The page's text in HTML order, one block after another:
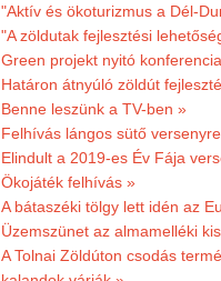
"Aktív és ökoturizmus a Dél-
"A zöldutak fejlesztési
Green projekt nyitó
Határon átnyúló zöldút
Benne leszünk a TV-ben »
Felhívás lángos sütő
Elindult a 2019-es Év Fája
Ökojáték felhívás »
A bátaszéki tölgy lett idén az
Üzemszünet az almamelléki
A Tolnai Zöldúton csodás